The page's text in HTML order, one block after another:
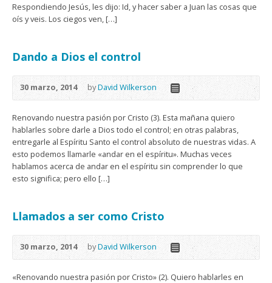
Respondiendo Jesús, les dijo: Id, y hacer saber a Juan las cosas que
oís y veis. Los ciegos ven, […]
Dando a Dios el control
30 marzo, 2014 byDavid Wilkerson
Renovando nuestra pasión por Cristo (3). Esta mañana quiero
hablarles sobre darle a Dios todo el control; en otras palabras,
entregarle al Espíritu Santo el control absoluto de nuestras vidas. A
esto podemos llamarle «andar en el espíritu». Muchas veces
hablamos acerca de andar en el espíritu sin comprender lo que
esto significa; pero ello […]
Llamados a ser como Cristo
30 marzo, 2014 byDavid Wilkerson
«Renovando nuestra pasión por Cristo» (2). Quiero hablarles en